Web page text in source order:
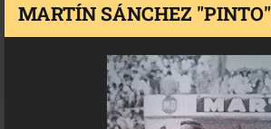
MARTÍN SÁNCHEZ "PINTO"